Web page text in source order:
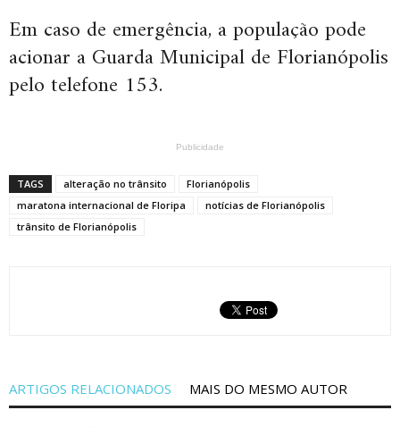
Em caso de emergência, a população pode
acionar a Guarda Municipal de Florianópolis
pelo telefone 153.
Publicidade
TAGS alteração no trânsito
Florianópolis
maratona internacional de Floripa
notícias de Florianópolis
trânsito de Florianópolis
ARTIGOS RELACIONADOS MAIS DO MESMO AUTOR